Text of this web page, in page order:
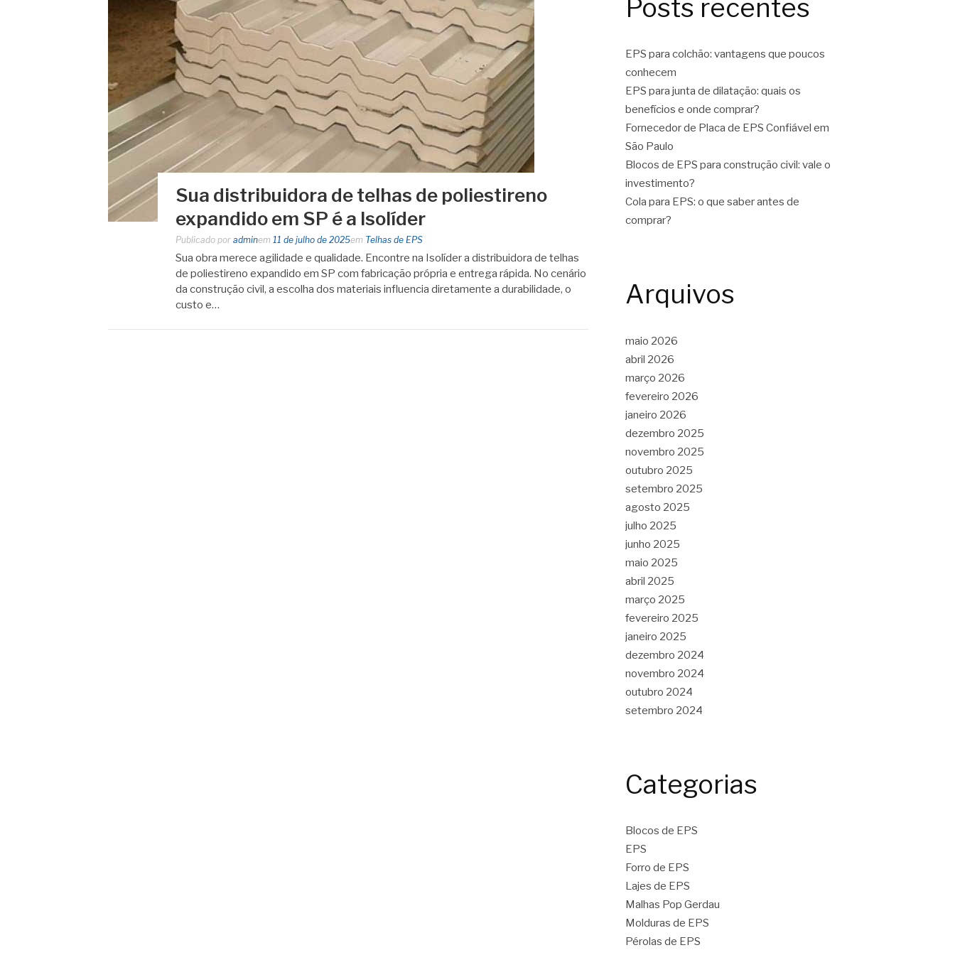
Sua distribuidora de telhas de poliestireno
expandido em SP é a Isolíder
Publicado por adminem 11 de julho de 2025em Telhas de EPS
Sua obra merece agilidade e qualidade. Encontre na Isolíder a distribuidora de telhas
de poliestireno expandido em SP com fabricação própria e entrega rápida. No cenário
da construção civil, a escolha dos materiais influencia diretamente a durabilidade, o
custo e…
Posts recentes
EPS para colchão: vantagens que poucos
conhecem
EPS para junta de dilatação: quais os
benefícios e onde comprar?
Fornecedor de Placa de EPS Confiável em
São Paulo
Blocos de EPS para construção civil: vale o
investimento?
Cola para EPS: o que saber antes de
comprar?
Arquivos
maio 2026
abril 2026
março 2026
fevereiro 2026
janeiro 2026
dezembro 2025
novembro 2025
outubro 2025
setembro 2025
agosto 2025
julho 2025
junho 2025
maio 2025
abril 2025
março 2025
fevereiro 2025
janeiro 2025
dezembro 2024
novembro 2024
outubro 2024
setembro 2024
Categorias
Blocos de EPS
EPS
Forro de EPS
Lajes de EPS
Malhas Pop Gerdau
Molduras de EPS
Pérolas de EPS